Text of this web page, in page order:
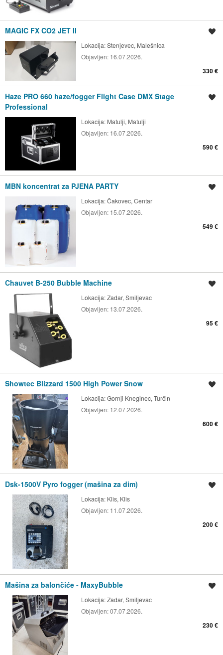
MAGIC FX CO2 JET II
Lokacija:Stenjevec, Malešnica
Objavljen: 16.07.2026.
330 €
Haze PRO 660 haze/fogger Flight Case DMX Stage
Professional
Lokacija: Matulji, Matulji
Objavljen: 16.07.2026.
590 €
MBN koncentrat za PJENA PARTY
Lokacija:Čakovec, Centar
Objavljen: 15.07.2026.
549 €
Chauvet B-250 Bubble Machine
Lokacija:Zadar, Smiljevac
Objavljen: 13.07.2026.
95 €
Showtec Blizzard 1500 High Power Snow
Lokacija:Gornji Kneginec, Turčin
Objavljen: 12.07.2026.
600 €
Dsk-1500V Pyro fogger (mašina za dim)
Lokacija: Klis, Klis
Objavljen: 11.07.2026.
200 €
Mašina za balončiće - MaxyBubble
Lokacija:Zadar, Smiljevac
Objavljen:07.07.2026.
230 €